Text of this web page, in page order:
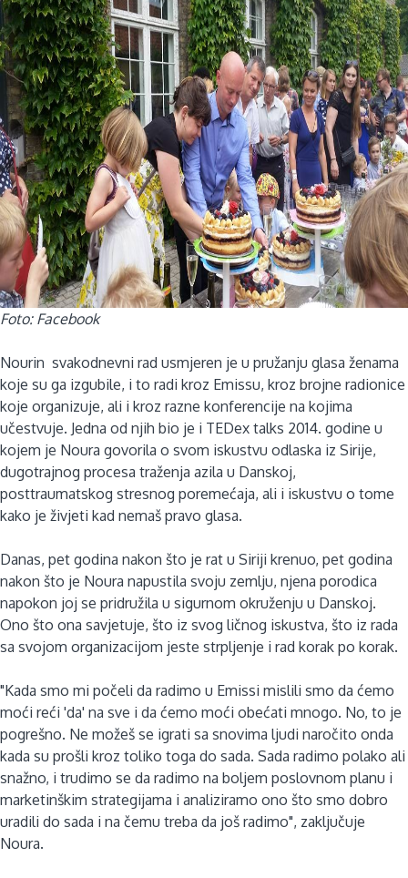
Foto: Facebook
Nourin svakodnevni rad usmjeren je u pružanju glasa ženama
koje su ga izgubile, i to radi kroz Emissu, kroz brojne radionice
koje organizuje, ali i kroz razne konferencije na kojima
učestvuje. Jedna od njih bio je i TEDex talks 2014. godine u
kojem je Noura govorila o svom iskustvu odlaska iz Sirije,
dugotrajnog procesa traženja azila u Danskoj,
posttraumatskog stresnog poremećaja, ali i iskustvu o tome
kako je živjeti kad nemaš pravo glasa.
Danas, pet godina nakon što je rat u Siriji krenuo, pet godina
nakon što je Noura napustila svoju zemlju, njena porodica
napokon joj se pridružila u sigurnom okruženju u Danskoj.
Ono što ona savjetuje, što iz svog ličnog iskustva, što iz rada
sa svojom organizacijom jeste strpljenje i rad korak po korak.
"Kada smo mi počeli da radimo u Emissi mislili smo da ćemo
moći reći 'da' na sve i da ćemo moći obećati mnogo. No, to je
pogrešno. Ne možeš se igrati sa snovima ljudi naročito onda
kada su prošli kroz toliko toga do sada. Sada radimo polako ali
snažno, i trudimo se da radimo na boljem poslovnom planu i
marketinškim strategijama i analiziramo ono što smo dobro
uradili do sada i na čemu treba da još radimo", zaključuje
Noura.